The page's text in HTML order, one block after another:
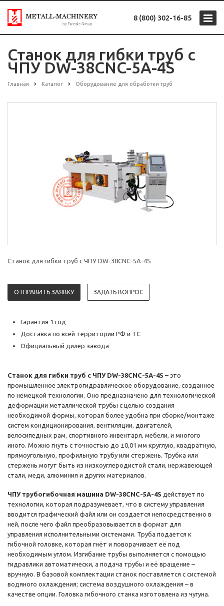
8 (800) 302-16-85
Станок для гибки труб с
ЧПУ DW-38CNC-5A-4S
Главная Каталог Оборудование для обработки труб
Станок для гибки труб с ЧПУ DW-38CNC-5A-4S
ОТПРАВИТЬ ЗАЯВКУ ЗАДАТЬ ВОПРОС
Гарантия 1 год
Доставка по всей территории РФ и ТС
Официальный дилер завода
Станок для гибки труб с ЧПУ DW-38CNC-5A-4S – это
промышленное электрогидравлическое оборудование, созданное
по немецкой технологии. Оно предназначено для технологической
деформации металлической трубы с целью создания
необходимой формы, которая более удобна при сборке/монтаже
систем кондиционирования, вентиляции, двигателей,
велосипедных рам, спортивного инвентаря, мебели, и многого
иного. Можно гнуть с точностью до ±0,01 мм круглую, квадратную,
прямоугольную, профильную трубу или стержень. Трубка или
стержень могут быть из низкоуглеродистой стали, нержавеющей
стали, меди, алюминия и других материалов.
ЧПУ трубогибочная машина DW-38CNC-5A-4S действует по
технологии, которая подразумевает, что в систему управления
вводится графический файл или он создается непосредственно в
ней, после чего файл преобразовывается в формат для
управления исполнительными системами. Труба подается к
гибочной головке, которая гнёт и поворачивает её под
необходимым углом. Изгибание трубы выполняется с помощью
гидравлики автоматически, а подача трубы и её вращение –
вручную. В базовой комплектации станок поставляется с системой
водяного охлаждения; система воздушного охлаждения – в
качестве опции. Головка гибочного станка изготовлена из чугуна.